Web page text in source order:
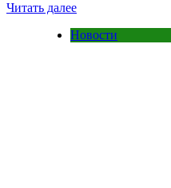
Читать далее
Новости